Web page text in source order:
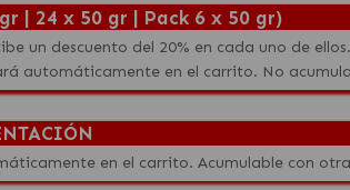
| 24 x 50 gr | Pack 6 x 50 gr)
un descuento del 20% en cada uno de
automáticamente en el carrito. No
en el carrito. Acumulable con